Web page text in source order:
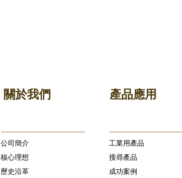
關於我們 產品應用
公司簡介
核心理想
歷史沿革
​工業用產品
搜尋產品
成功案例